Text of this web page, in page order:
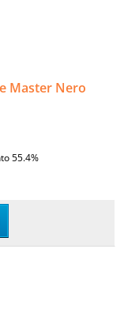
Master Nero
55.4%